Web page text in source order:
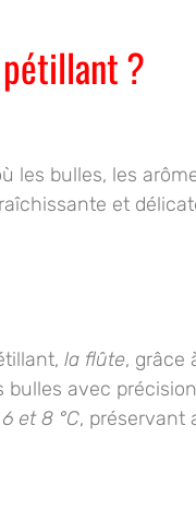
?
les bulles, les
et
la flûte, grâce
bulles avec
6 et 8 °C, préservant